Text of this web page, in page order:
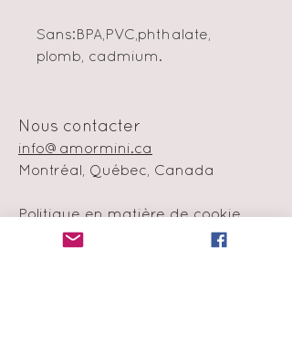
Sans:BPA,PVC,phthalate,
plomb, cadmium.
Nous contacter
info@amormini.ca
Montréal, Québec, Canada
Politique en matière de cookie
Échange et remboursement